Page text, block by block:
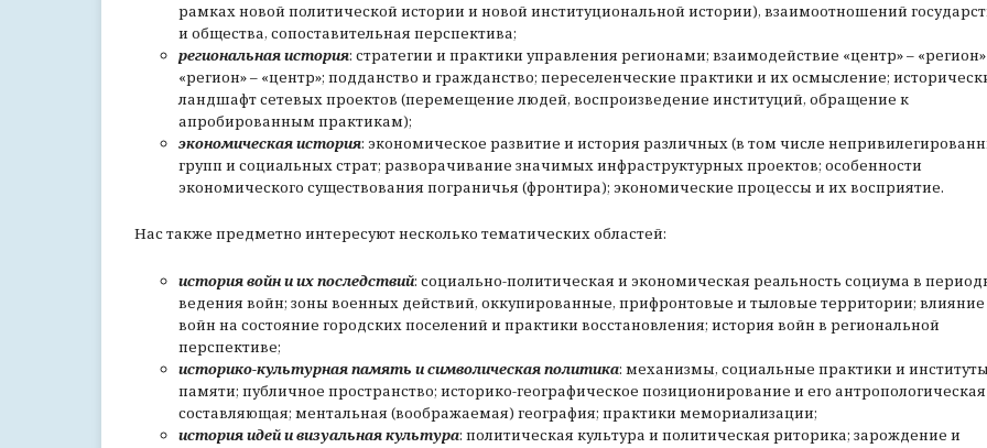
рамках новой политической истории и новой институциональной истории), взаимоотношений
и общества, сопоставительная перспектива;
региональная история: стратегии и практики управления регионами; взаимодействие «центр» –
«регион» – «центр»; подданство и гражданство; переселенческие практики и их осмысление;
ландшафт сетевых проектов (перемещение людей, воспроизведение институций, обращение к
апробированным практикам);
экономическая история: экономическое развитие и история различных (в том числе
групп и социальных страт; разворачивание значимых инфраструктурных проектов; особенности
экономического существования пограничья (фронтира); экономические процессы и их восприятие.
Нас также предметно интересуют несколько тематических областей:
история войн и их последствий: социально-политическая и экономическая реальность социума в
ведения войн; зоны военных действий, оккупированные, прифронтовые и тыловые территории; влияние
войн на состояние городских поселений и практики восстановления; история войн в региональной
перспективе;
историко-культурная память и символическая политика: механизмы, социальные практики и институты
памяти; публичное пространство; историко-географическое позиционирование и его антропологическая
составляющая; ментальная (воображаемая) география; практики мемориализации;
история идей и визуальная культура: политическая культура и политическая риторика; зарождение и